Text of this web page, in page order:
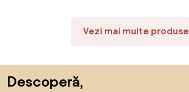
Vezi mai multe produse
Descoperă,